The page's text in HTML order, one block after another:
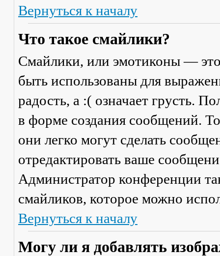
Вернуться к началу
Что такое смайлики?
Смайлики, или эмотиконы —
быть использованы для
радость, а :( означает грусть.
в форме создания сообщений.
они легко могут сделать
отредактировать ваше
Администратор конференции
смайликов, которое можно
Вернуться к началу
Могу ли я добавлять